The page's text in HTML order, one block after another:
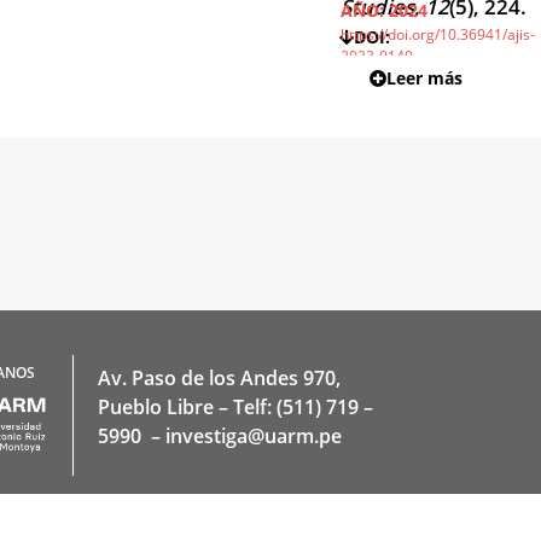
Studies, 12(5), 224.
AÑO: 2024
DOI:
https://doi.org/10.36941/ajis-
2023-0140
Leer más
Av. Paso de los Andes 970,
Pueblo Libre – Telf: (511) 719 –
5990 – investiga@uarm.pe